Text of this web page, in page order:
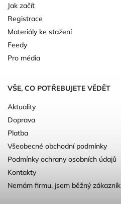
Jak začít
Registrace
Materiály ke stažení
Feedy
Pro média
VŠE, CO POTŘEBUJETE VĚDĚT
Aktuality
Doprava
Platba
Všeobecné obchodní podmínky
Podmínky ochrany osobních údajů
Kontakty
Nemám firmu, jsem běžný zákazník